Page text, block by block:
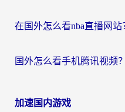
加速国内游戏